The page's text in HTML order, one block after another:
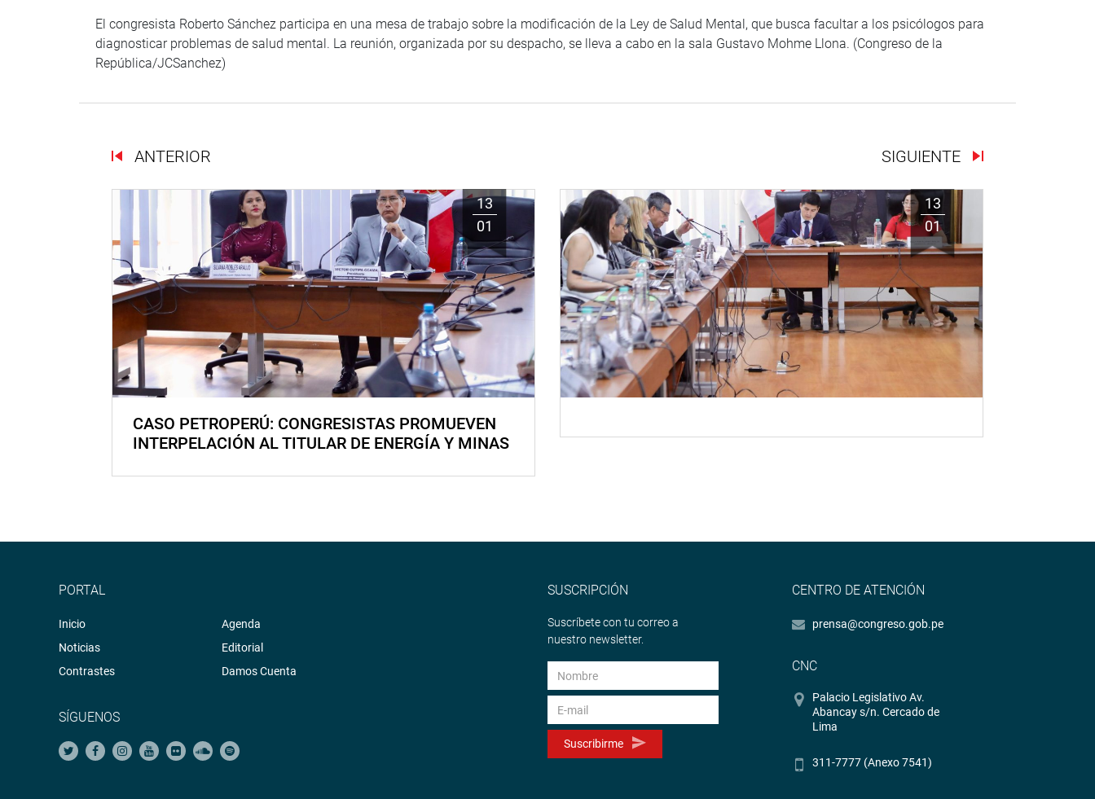
El congresista Roberto Sánchez participa en una mesa de trabajo sobre la modificación de la Ley de Salud Mental, que busca facultar a los psicólogos para
diagnosticar problemas de salud mental. La reunión, organizada por su despacho, se lleva a cabo en la sala Gustavo Mohme Llona. (Congreso de la
República/JCSanchez)
ANTERIOR SIGUIENTE
13
01
CASO PETROPERÚ: CONGRESISTAS PROMUEVEN
INTERPELACIÓN AL TITULAR DE ENERGÍA Y MINAS
13
01
PORTAL
Inicio
Noticias
Contrastes
Agenda
Editorial
Damos Cuenta
SÍGUENOS
SUSCRIPCIÓN
Suscríbete con tu correo a
nuestro newsletter.
Suscribirme
CENTRO DE ATENCIÓN
prensa@congreso.gob.pe
CNC
Palacio Legislativo Av.
Abancay s/n. Cercado de
Lima
311-7777 (Anexo 7541)